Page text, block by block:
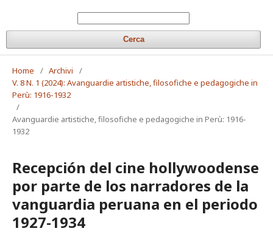
Cerca
Home / Archivi
/
V. 8 N. 1 (2024): Avanguardie artistiche, filosofiche e pedagogiche in
Perù: 1916-1932
/
Avanguardie artistiche, filosofiche e pedagogiche in Perù: 1916-
1932
Recepción del cine hollywoodense
por parte de los narradores de la
vanguardia peruana en el periodo
1927-1934